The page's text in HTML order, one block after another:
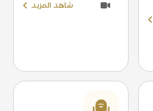
شاهد المزيد